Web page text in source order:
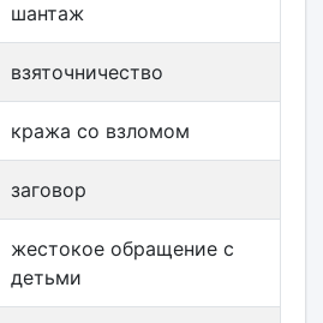
шантаж
взяточничество
кража со взломом
заговор
жестокое обращение с
детьми